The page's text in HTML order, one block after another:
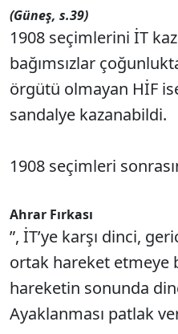
(Güneş, s.39)
1908 seçimlerini İT
bağımsızlar
örgütü olmayan HİF
sandalye kazanabildi.
1908 seçimleri
Ahrar Fırkası
”, İT’ye karşı dinci,
ortak hareket etmeye
hareketin sonunda
Ayaklanması patlak